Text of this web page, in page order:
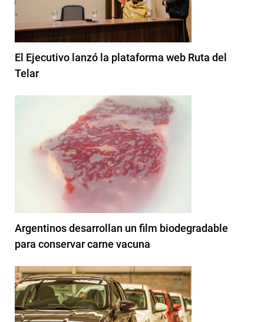
El Ejecutivo lanzó la plataforma web Ruta del
Telar
Argentinos desarrollan un film biodegradable
para conservar carne vacuna